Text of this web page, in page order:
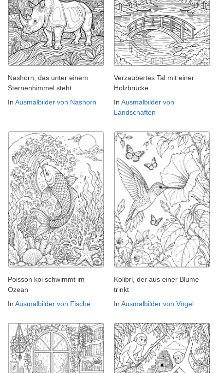
Nashorn, das unter einem
Sternenhimmel steht
In Ausmalbilder von Nashorn
Verzaubertes Tal mit einer
Holzbrücke
In Ausmalbilder von
Landschaften
Poisson koi schwimmt im
Ozean
In Ausmalbilder von Fische
Kolibri, der aus einer Blume
trinkt
In Ausmalbilder von Vögel